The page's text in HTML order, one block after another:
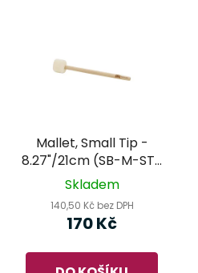
Mallet, Small Tip -
8.27"/21cm (SB-M-ST-
S) - MEINL Sonic
palička
Skladem
140,50 Kč bez DPH
170 Kč